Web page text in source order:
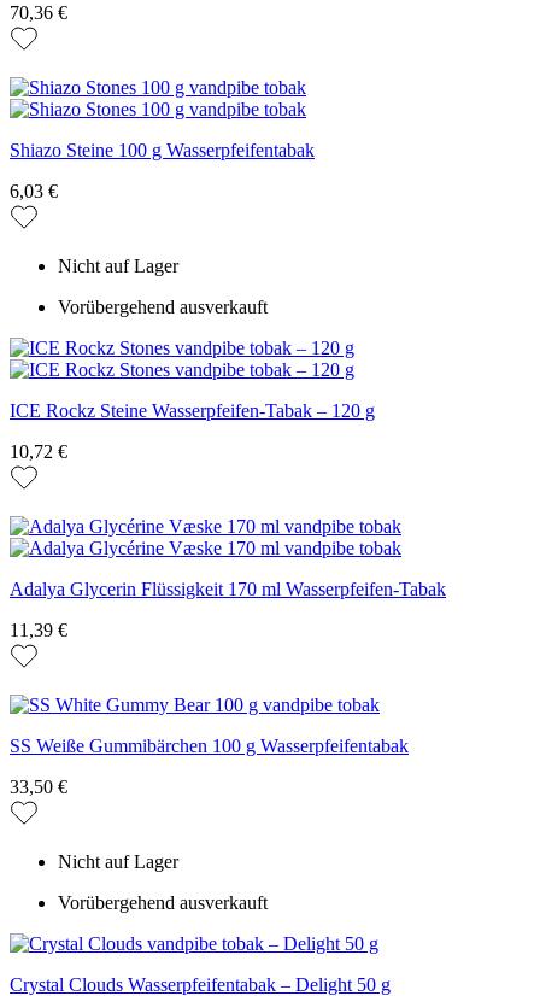
70,36 €
Shiazo Steine 100 g Wasserpfeifentabak
6,03 €
Nicht auf Lager
Vorübergehend ausverkauft
ICE Rockz Steine Wasserpfeifen-Tabak – 120 g
10,72 €
Adalya Glycerin Flüssigkeit 170 ml Wasserpfeifen-Tabak
11,39 €
SS Weiße Gummibärchen 100 g Wasserpfeifentabak
33,50 €
Nicht auf Lager
Vorübergehend ausverkauft
Crystal Clouds Wasserpfeifentabak – Delight 50 g